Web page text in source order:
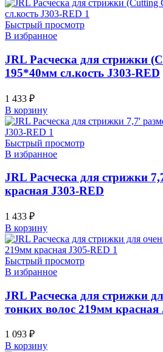
Быстрый просмотр
В избранное
JRL Расческа для стрижки
195*40мм сл.кость J303-RED
1 433 ₽
В корзину
Быстрый просмотр
В избранное
JRL Расческа для стрижки
красная J303-RED
1 433 ₽
В корзину
Быстрый просмотр
В избранное
JRL Расческа для стрижки
тонких волос 219мм красная
1 093 ₽
В корзину